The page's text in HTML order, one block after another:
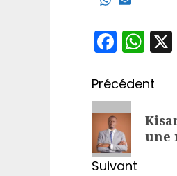
d’article
Précédent
Article
précédent:
une
Suivant